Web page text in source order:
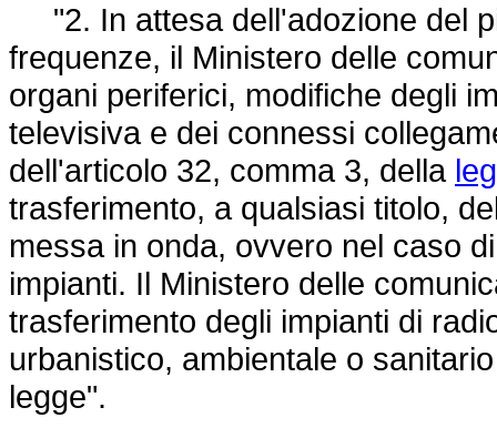
"2. In attesa dell'adozione del
frequenze, il Ministero delle
organi periferici, modifiche degli
televisiva e dei connessi
dell'articolo 32, comma 3, della
trasferimento, a qualsiasi titolo,
messa in onda, ovvero nel caso
impianti. Il Ministero delle
trasferimento degli impianti di
urbanistico, ambientale o
legge".